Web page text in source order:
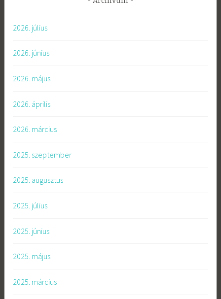
2026. július
2026. június
2026. május
2026. április
2026. március
2025. szeptember
2025. augusztus
2025. július
2025. június
2025. május
2025. március